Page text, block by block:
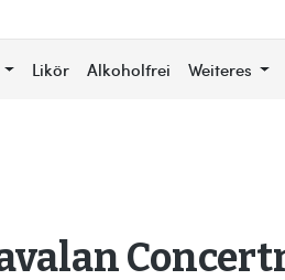
Likör Alkoholfrei Weiteres